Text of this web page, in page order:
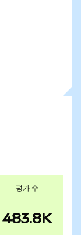
평가 수
483.8K